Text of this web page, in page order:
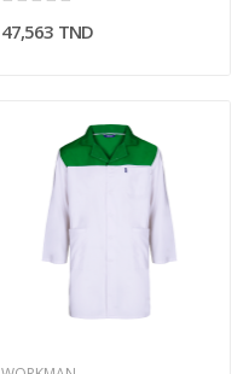
47,563 TND